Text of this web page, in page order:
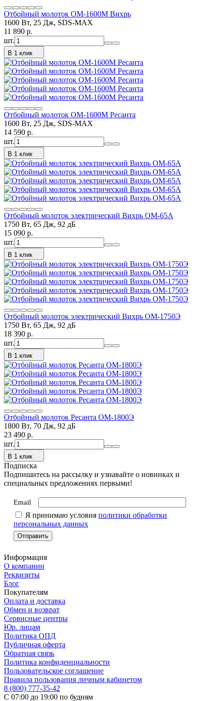
Отбойный молоток ОМ-1600М Вихрь
1600 Вт, 25 Дж, SDS-MAX
11 890 p.
шт.
В 1 клик
Отбойный молоток ОМ-1600М Ресанта
1600 Вт, 25 Дж, SDS-MAX
14 590 p.
шт.
В 1 клик
Отбойный молоток электрический Вихрь ОМ-65А
1750 Вт, 65 Дж, 92 дБ
15 090 p.
шт.
В 1 клик
Отбойный молоток электрический Вихрь ОМ-1750Э
1750 Вт, 65 Дж, 92 дБ
18 390 p.
шт.
В 1 клик
Отбойный молоток Ресанта ОМ-1800Э
1800 Вт, 70 Дж, 92 дБ
23 490 p.
шт.
В 1 клик
Подписка
Подпишитесь на рассылку и узнавайте о новинках и
специальных предложениях первыми!
Email
Я принимаю условия политики обработки
персональных данных
Информация
О компании
Реквизиты
Блог
Покупателям
Оплата и доставка
Обмен и возврат
Сервисные центры
Юр. лицам
Политика ОПД
Публичная оферта
Обратная связь
Политика конфиденциальности
Пользовательское соглашение
Правила пользования личным кабинетом
8 (800) 777-35-42
С 07:00 до 19:00 по будням